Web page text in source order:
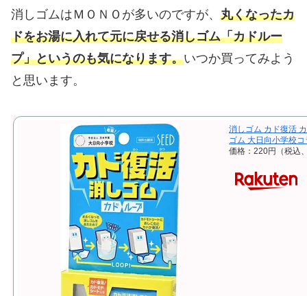
消しゴムはＭＯＮＯが多いのですが、 丸くなったカ
ドをお湯に入れて元に戻せる消しゴム「カドルー
プ」というのも気になります。いつか買ってみよう
と思います。
消しゴム カド復活
ゴム 大日向小学校
価格：220円（税込